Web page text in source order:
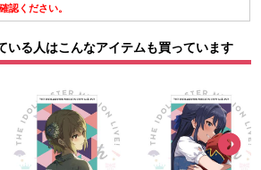
認ください。
いる人はこんなアイテムも買っています